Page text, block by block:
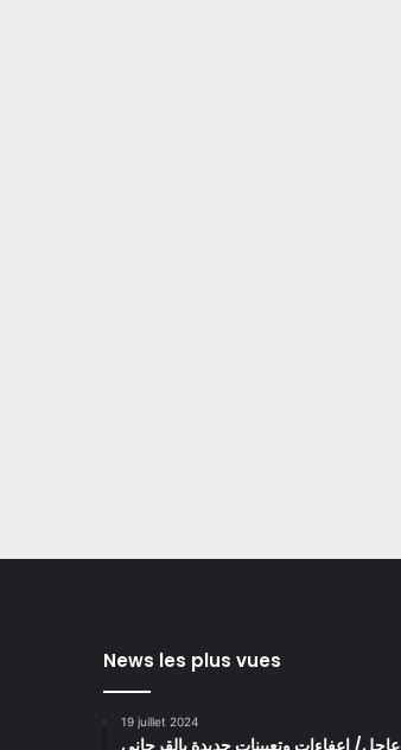
News les plus vues
19 juillet 2024
عاجل/ اعفاءات وتعيينات جديدة بالقرجاني